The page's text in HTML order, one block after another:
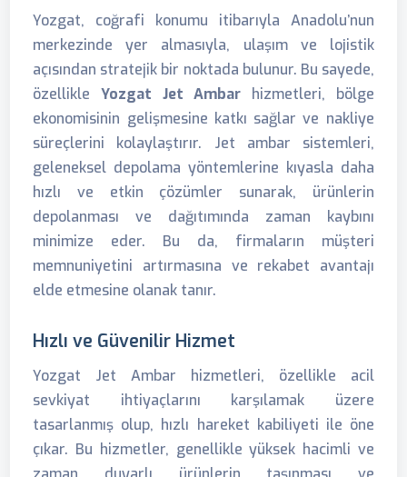
Yozgat, coğrafi konumu itibarıyla Anadolu’nun
merkezinde yer almasıyla, ulaşım ve lojistik
açısından stratejik bir noktada bulunur. Bu sayede,
özellikle Yozgat Jet Ambar hizmetleri, bölge
ekonomisinin gelişmesine katkı sağlar ve nakliye
süreçlerini kolaylaştırır. Jet ambar sistemleri,
geleneksel depolama yöntemlerine kıyasla daha
hızlı ve etkin çözümler sunarak, ürünlerin
depolanması ve dağıtımında zaman kaybını
minimize eder. Bu da, firmaların müşteri
memnuniyetini artırmasına ve rekabet avantajı
elde etmesine olanak tanır.
Hızlı ve Güvenilir Hizmet
Yozgat Jet Ambar hizmetleri, özellikle acil
sevkiyat ihtiyaçlarını karşılamak üzere
tasarlanmış olup, hızlı hareket kabiliyeti ile öne
çıkar. Bu hizmetler, genellikle yüksek hacimli ve